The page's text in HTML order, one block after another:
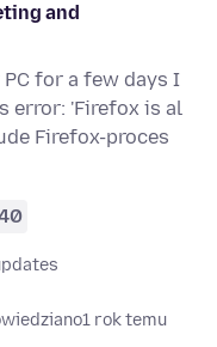
and
for a few days I
error: 'Firefox is al
Firefox-proces
1 rok temu